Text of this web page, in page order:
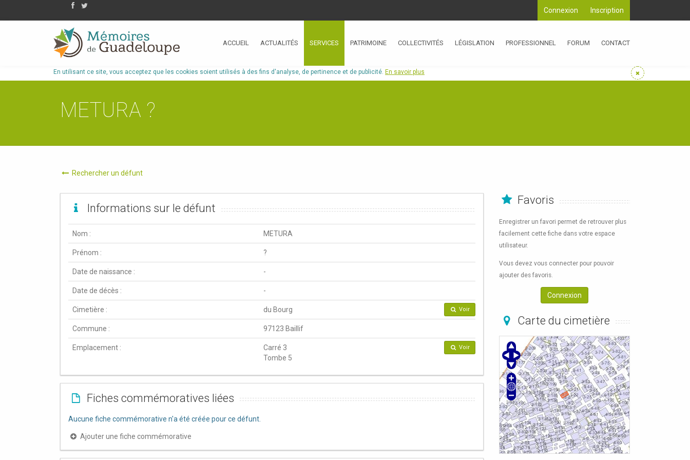
Inscription
Connexion
ACCUEIL ACTUALITÉS SERVICES PATRIMOINE COLLECTIVITÉS LÉGISLATION PROFESSIONNEL FORUM CONTACT
En utilisant ce site, vous acceptez que les cookies soient utilisés à des fins d'analyse, de pertinence et de publicité. En savoir plus
METURA ?
Rechercher un défunt
Informations sur le défunt
Nom : METURA
Prénom : ?
Date de naissance : -
Date de décès : -
Cimetière : du Bourg Voir
Commune : 97123 Baillif
Emplacement :
Carré 3
Tombe 5
Voir
Fiches commémoratives liées
Aucune fiche commémorative n'a été créée pour ce défunt.
Ajouter une fiche commémorative
Favoris
Enregistrer un favori permet de retrouver plus
facilement cette fiche dans votre espace
utilisateur.
Vous devez vous connecter pour pouvoir
ajouter des favoris.
Connexion
Carte du cimetière